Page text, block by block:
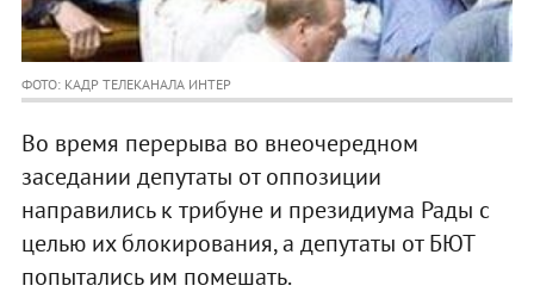
ФОТО: КАДР ТЕЛЕКАНАЛА ИНТЕР
Во время перерыва во внеочередном
заседании депутаты от оппозиции
направились к трибуне и президиума Рады с
целью их блокирования, а депутаты от БЮТ
попытались им помешать.